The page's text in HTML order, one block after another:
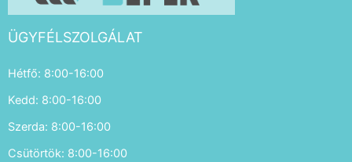
ÜGYFÉLSZOLGÁLAT
Hétfő: 8:00-16:00
Kedd: 8:00-16:00
Szerda: 8:00-16:00
Csütörtök: 8:00-16:00